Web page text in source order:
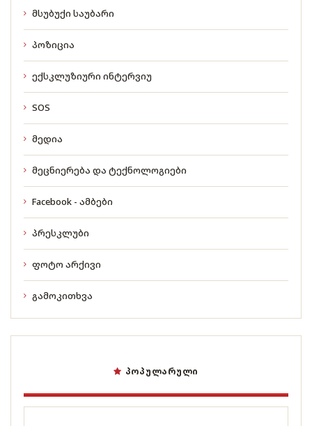
მსუბუქი საუბარი
პოზიცია
ექსკლუზიური ინტერვიუ
SOS
მედია
მეცნიერება და ტექნოლოგიები
Facebook - ამბები
პრესკლუბი
ფოტო არქივი
გამოკითხვა
ᲞᲝᲞᲣᲚᲐᲠᲣᲚᲘ